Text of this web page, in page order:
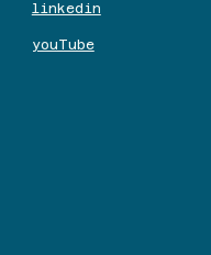
linkedin
youTube